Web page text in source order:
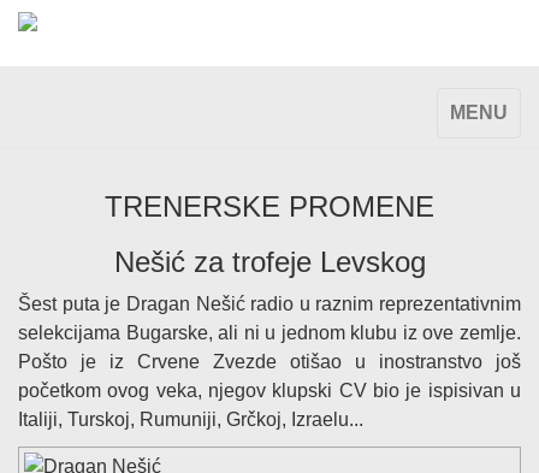
TOGGLE
MENU
TRENERSKE PROMENE
Nešić za trofeje Levskog
Šest puta je Dragan Nešić radio u raznim reprezentativnim
selekcijama Bugarske, ali ni u jednom klubu iz ove zemlje.
Pošto je iz Crvene Zvezde otišao u inostranstvo još
početkom ovog veka, njegov klupski CV bio je ispisivan u
Italiji, Turskoj, Rumuniji, Grčkoj, Izraelu...